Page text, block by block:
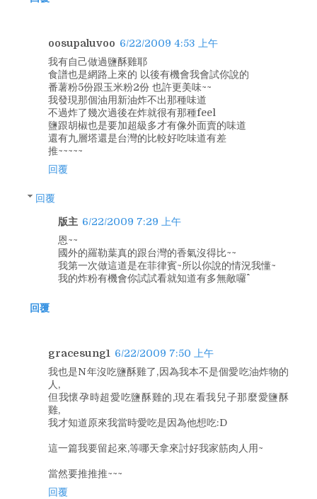
oosupaluvoo 6/22/2009 4:53 上午
我有自己做過鹽酥雞耶
食譜也是網路上來的 以後有機會我會試你說的
番薯粉5份跟玉米粉2份 也許更美味~~
我發現那個油用新油炸不出那種味道
不過炸了幾次過後在炸就很有那種feel
鹽跟胡椒也是要加超級多才有像外面賣的味道
還有九層塔還是台灣的比較好吃味道有差
推~~~~~
回覆
回覆
版主 6/22/2009 7:29 上午
恩~~
國外的羅勒葉真的跟台灣的香氣沒得比~~
我第一次做這道是在菲律賓~所以你說的情況我懂~
我的炸粉有機會你試試看就知道有多無敵囉^^
回覆
gracesung1 6/22/2009 7:50 上午
我也是N年沒吃鹽酥雞了,因為我本不是個愛吃油炸物的
人,
但我懷孕時超愛吃鹽酥雞的,現在看我兒子那麼愛鹽酥
雞,
我才知道原來我當時愛吃是因為他想吃:D
這一篇我要留起來,等哪天拿來討好我家筋肉人用~
當然要推推推~~~
回覆